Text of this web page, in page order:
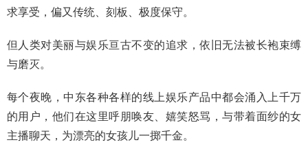
求享受，偏又传统、刻板、极度保守。
但人类对美丽与娱乐亘古不变的追求，依旧无法被长袍束缚
与磨灭。
每个夜晚，中东各种各样的线上娱乐产品中都会涌入上千万
的用户，他们在这里呼朋唤友、嬉笑怒骂，与带着面纱的女
主播聊天，为漂亮的女孩儿一掷千金。